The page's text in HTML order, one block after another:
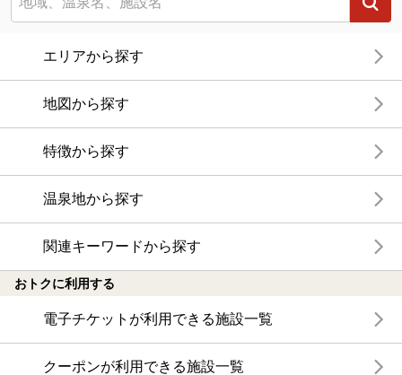
エリアから探す
地図から探す
特徴から探す
温泉地から探す
関連キーワードから探す
おトクに利用する
電子チケットが利用できる施設一覧
クーポンが利用できる施設一覧